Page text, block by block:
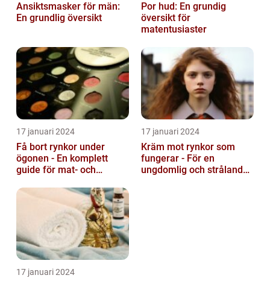
Ansiktsmasker för män:
En grundlig översikt
Por hud: En grundig
översikt för
matentusiaster
17 januari 2024
Få bort rynkor under
ögonen - En komplett
guide för mat- och
17 januari 2024
Kräm mot rynkor som
fungerar - För en
ungdomlig och strålande
17 januari 2024